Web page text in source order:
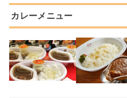
カレーメニュー